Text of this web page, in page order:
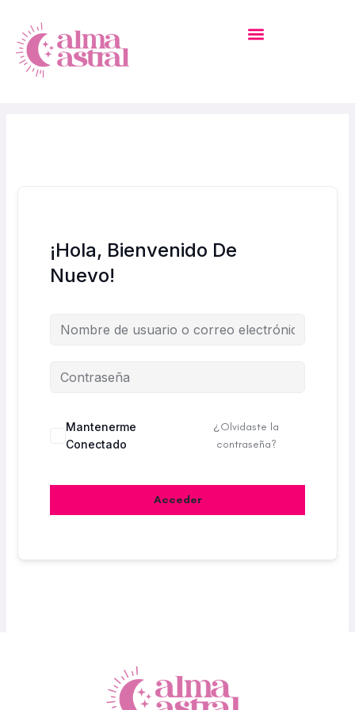
Contenido
¡Hola, Bienvenido De
Nuevo!
Mantenerme
Conectado
¿Olvidaste la
contraseña?
Acceder